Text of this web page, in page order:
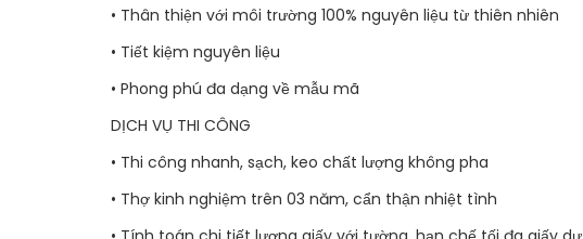
• Thân thiện với môi trường 100% nguyên liệu từ thiên nhiên
• Tiết kiệm nguyên liệu
• Phong phú đa dạng về mẫu mã
DỊCH VỤ THI CÔNG
• Thi công nhanh, sạch, keo chất lượng không pha
• Thợ kinh nghiệm trên 03 năm, cẩn thận nhiệt tình